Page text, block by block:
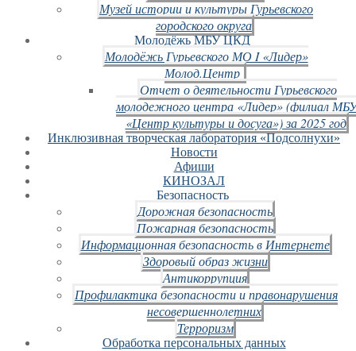
Музей истории и культуры Гурьевского
городского округа
Молодёжь МБУ ЦКД
Молодёжь Гурьевского МО I «Лидер»
Молод.Центр
Отчет о деятельности Гурьевского
молодежного центра «Лидер» (филиал
«Центр культуры и досуга») за 2025 год
Инклюзивная творческая лаборатория «Подсолнухи»
Новости
Афиши
КИНОЗАЛ
Безопасность
Дорожная безопасность
Пожарная безопасность
Информационная безопасность в Интернете
Здоровый образ жизни
Антикоррупция
Профилактика безопасности и правонарушения
несовершеннолетних
Терроризм
Обработка персональных данных